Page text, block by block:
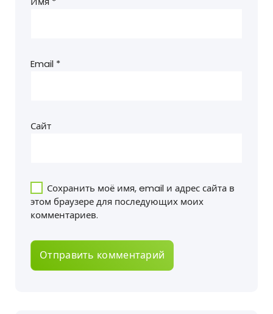
Email *
Сайт
Сохранить моё имя, email и адрес сайта в
этом браузере для последующих моих
комментариев.